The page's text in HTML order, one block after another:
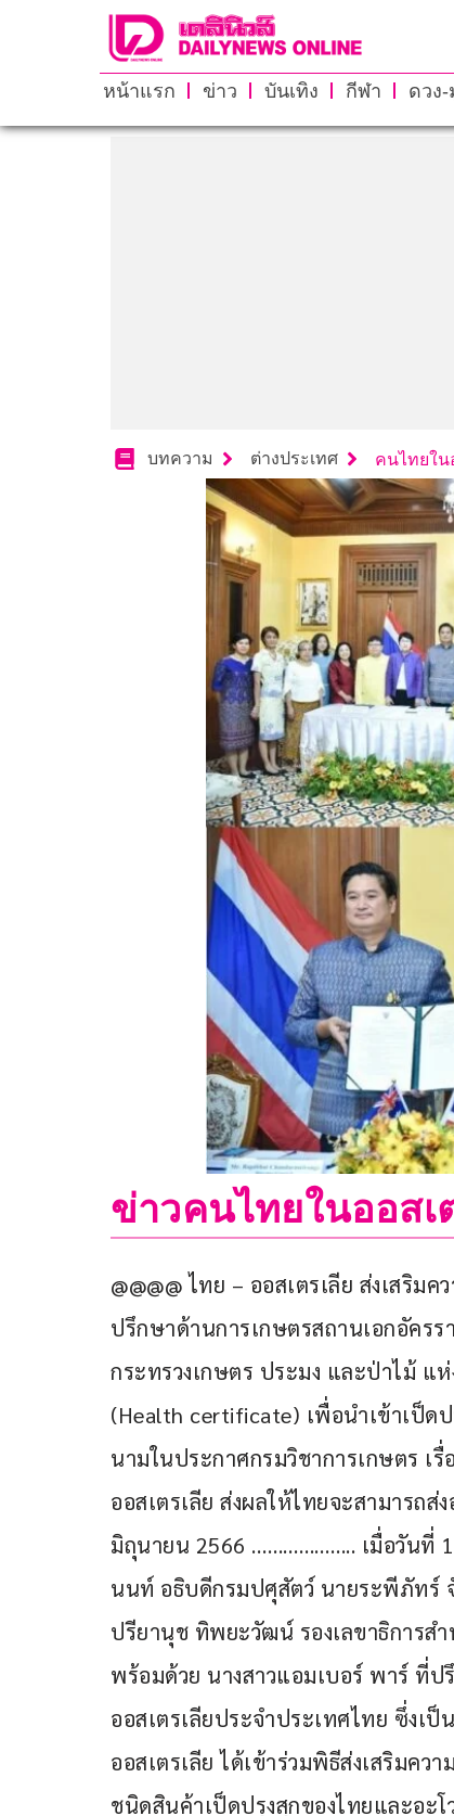
หน้าแรก ข่าว บันเทิง กีฬา ดวง-
บทความ ต่างประเทศ คนไทยใน
ข่าวคนไทยในออสเ
@@@@ ไทย – ออสเตรเลีย ส่งเสริ
ปรึกษาด้านการเกษตรสถานเอกอัคร
กระทรวงเกษตร ประมง และป่าไม้ แ
(Health certificate) เพื่อนำเข้าเป็ด
นามในประกาศกรมวิชาการเกษตร เรื่
ออสเตรเลีย ส่งผลให้ไทยจะสามารถส่
มิถุนายน 2566 ……………….. เมื่อวันที่
นนท์ อธิบดีกรมปศุสัตว์ นายระพีภัทร์
ปรียานุช ทิพยะวัฒน์ รองเลขาธิการส
พร้อมด้วย นางสาวแอมเบอร์ พาร์ ที่ป
ออสเตรเลียประจำประเทศไทย ซึ่งเ
ออสเตรเลีย ได้เข้าร่วมพิธีส่งเสริมคว
ชนิดสินค้าเป็ดปรุงสุกของไทยและอะ